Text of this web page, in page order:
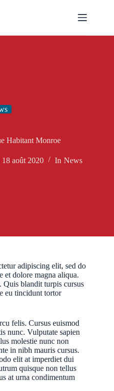
Habitant Monroe
18 août 2020 In News
adipiscing elit, sed do
et dolore magna aliqua.
Quis blandit turpis cursus
eu tincidunt tortor
felis. Cursus euismod
nunc. Vulputate sapien
molestie nunc non
in nibh mauris cursus.
elit at imperdiet dui
quisque non tellus
at urna condimentum